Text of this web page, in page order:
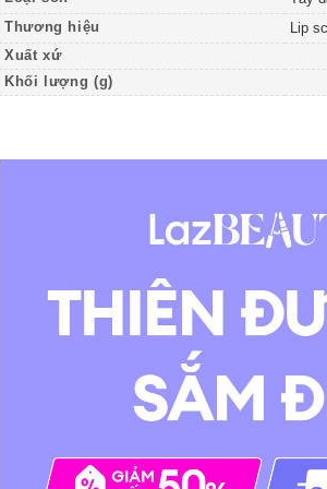
Thương hiệu
Lip
Xuất xứ
Khối lượng (g)